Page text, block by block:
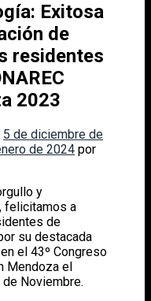
Exitosa
de
residentes
2023
5 de diciembre de
de 2024 por
y
felicitamos a
de
su destacada
en el 43º Congreso
Mendoza el
Noviembre.